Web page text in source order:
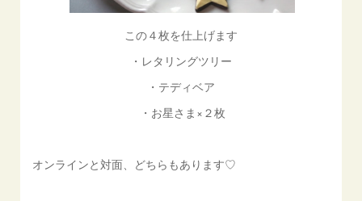
この４枚を仕上げます
・レタリングツリー
・テディベア
・お星さま×２枚
オンラインと対面、どちらもあります♡